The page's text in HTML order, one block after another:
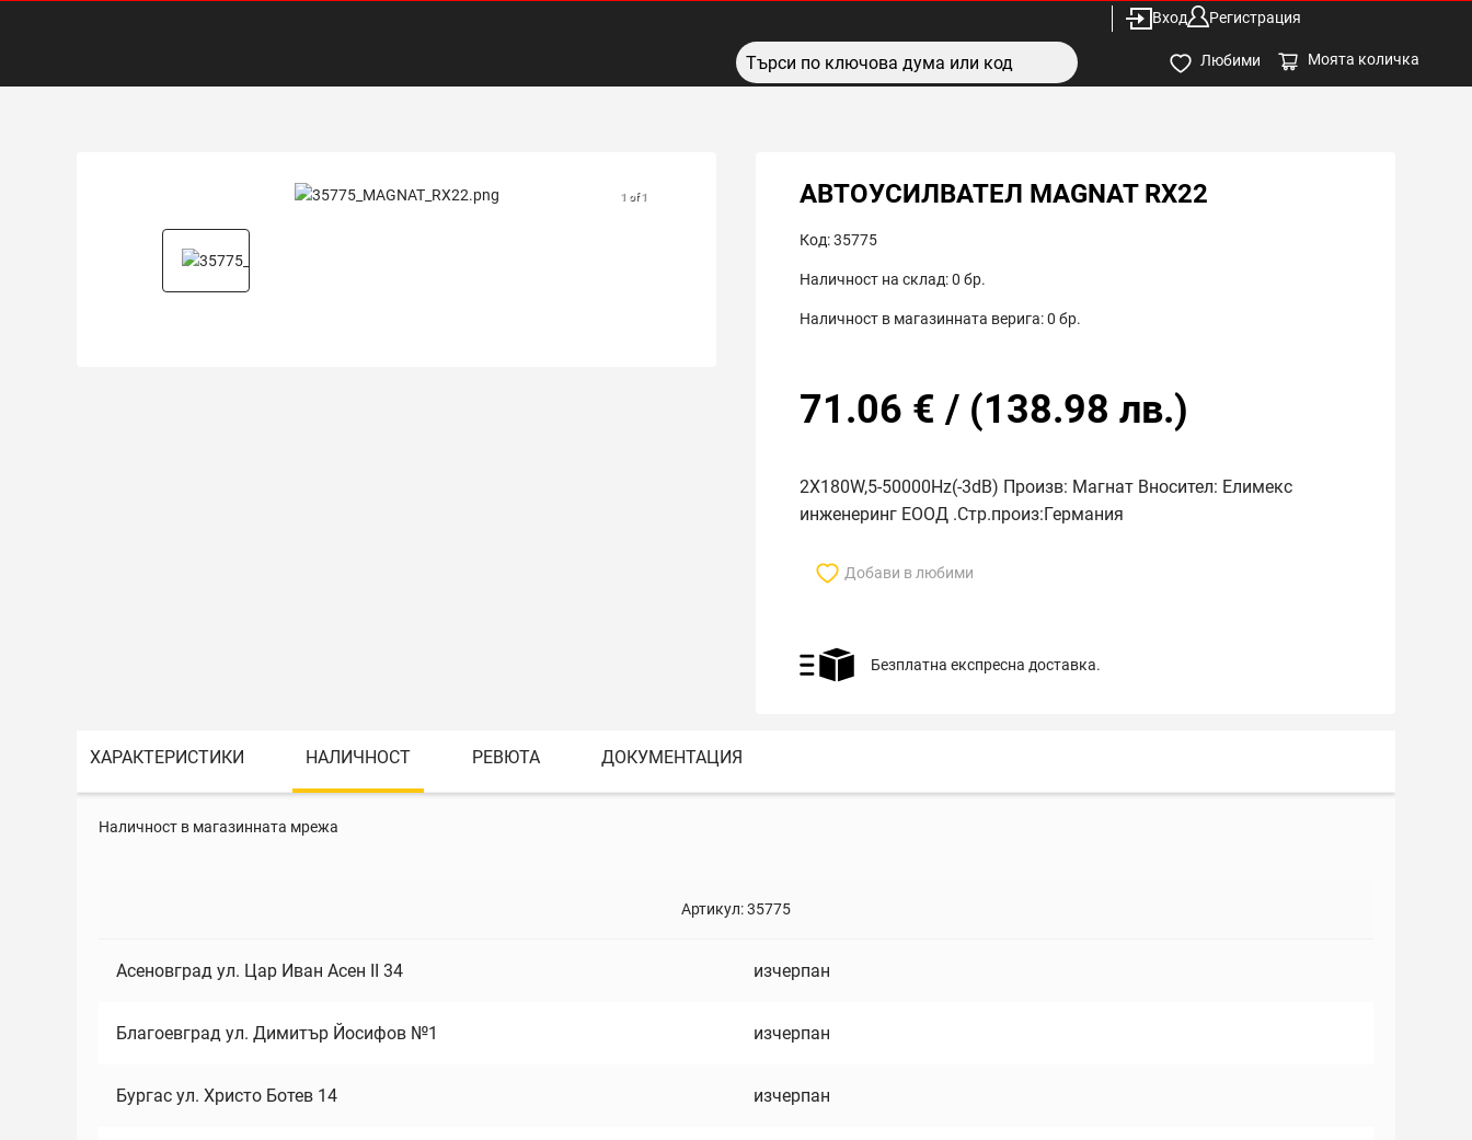
Вход Регистрация
Любими Моята количка
1 of 1 АВТОУСИЛВАТЕЛ MAGNAT RX22
Код:35775
Наличност на склад:0 бр.
Наличност в магазинната верига:0 бр.
71.06 € / (138.98 лв.)
2X180W,5-50000Hz(-3dB) Произв: Магнат Вносител: Елимекс
инженеринг ЕООД .Стр.произ:Германия
Добави в любими
Безплатна експресна доставка.
ХАРАКТЕРИСТИКИ НАЛИЧНОСТ РЕВЮТА ДОКУМЕНТАЦИЯ
Наличност в магазинната мрежа
Артикул:35775
Асеновград ул. Цар Иван Асен II 34 изчерпан
Благоевград ул. Димитър Йосифов №1 изчерпан
Бургас ул. Христо Ботев 14 изчерпан